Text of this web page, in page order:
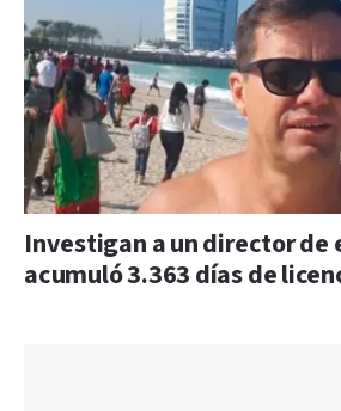
Investigan a un director de
acumuló 3.363 días de